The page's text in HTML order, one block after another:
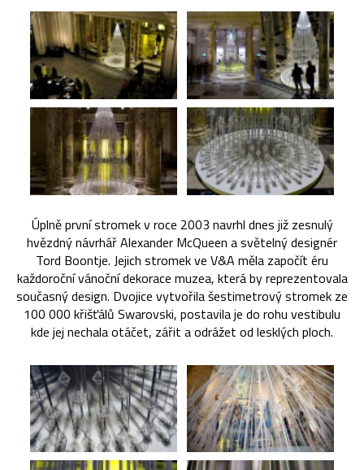
Úplně první stromek v roce 2003 navrhl dnes již zesnulý
hvězdný návrhář Alexander McQueen a světelný designér
Tord Boontje. Jejich stromek ve V&A měla započít éru
každoroční vánoční dekorace muzea, která by reprezentovala
současný design. Dvojice vytvořila šestimetrový stromek ze
100 000 křišťálů Swarovski, postavila je do rohu vestibulu
kde jej nechala otáčet, zářit a odrážet od lesklých ploch.